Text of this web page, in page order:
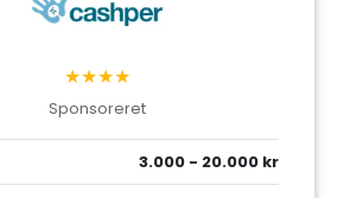
★★★★
Sponsoreret
3.000 - 20.000 kr